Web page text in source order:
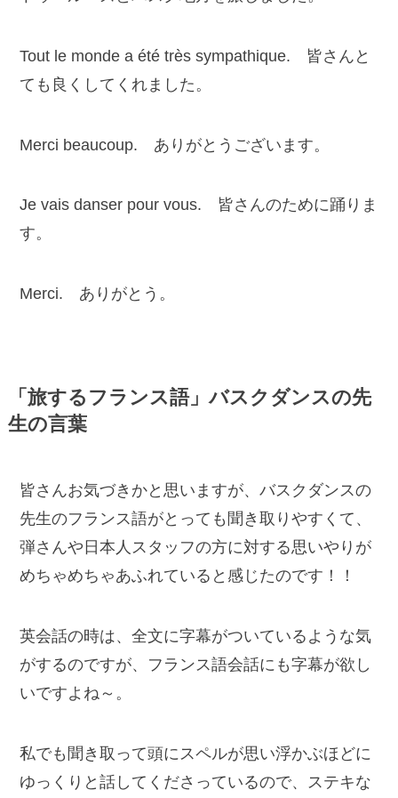
Tout le monde a été très sympathique. 皆さんと
ても良くしてくれました。
Merci beaucoup. ありがとうございます。
Je vais danser pour vous. 皆さんのために踊りま
す。
Merci. ありがとう。
「旅するフランス語」バスクダンスの先
生の言葉
皆さんお気づきかと思いますが、バスクダンスの
先生のフランス語がとっても聞き取りやすくて、
弾さんや日本人スタッフの方に対する思いやりが
めちゃめちゃあふれていると感じたのです！！
英会話の時は、全文に字幕がついているような気
がするのですが、フランス語会話にも字幕が欲し
いですよね～。
私でも聞き取って頭にスペルが思い浮かぶほどに
ゆっくりと話してくださっているので、ステキな